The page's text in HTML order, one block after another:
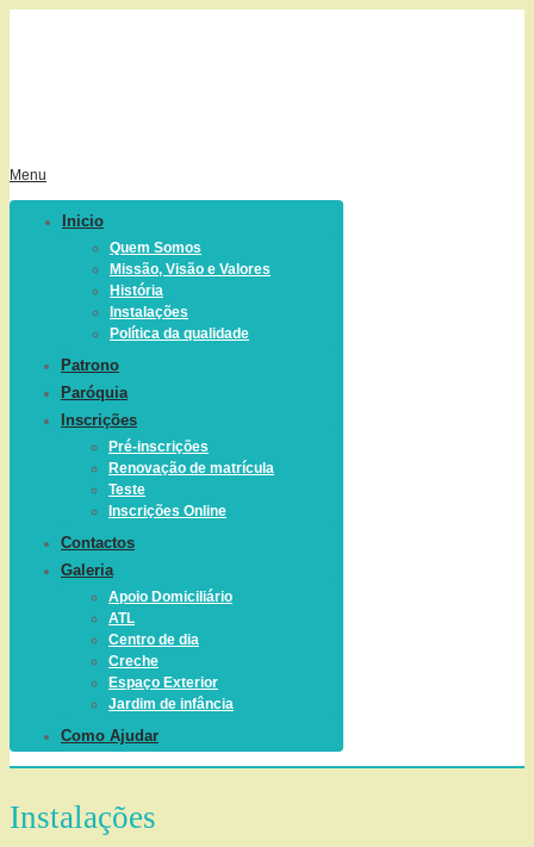
Menu
Inicio
Quem Somos
Missão, Visão e Valores
História
Instalações
Política da qualidade
Patrono
Paróquia
Inscrições
Pré-inscrições
Renovação de matrícula
Teste
Inscrições Online
Contactos
Galeria
Apoio Domiciliário
ATL
Centro de dia
Creche
Espaço Exterior
Jardim de infância
Como Ajudar
Instalações